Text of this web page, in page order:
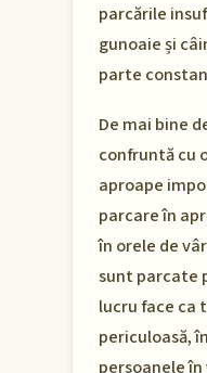
parcările
gunoaie și
parte
De mai bine
confruntă cu
aproape
parcare în
în orele de
sunt parcate
lucru face ca
periculoasă,